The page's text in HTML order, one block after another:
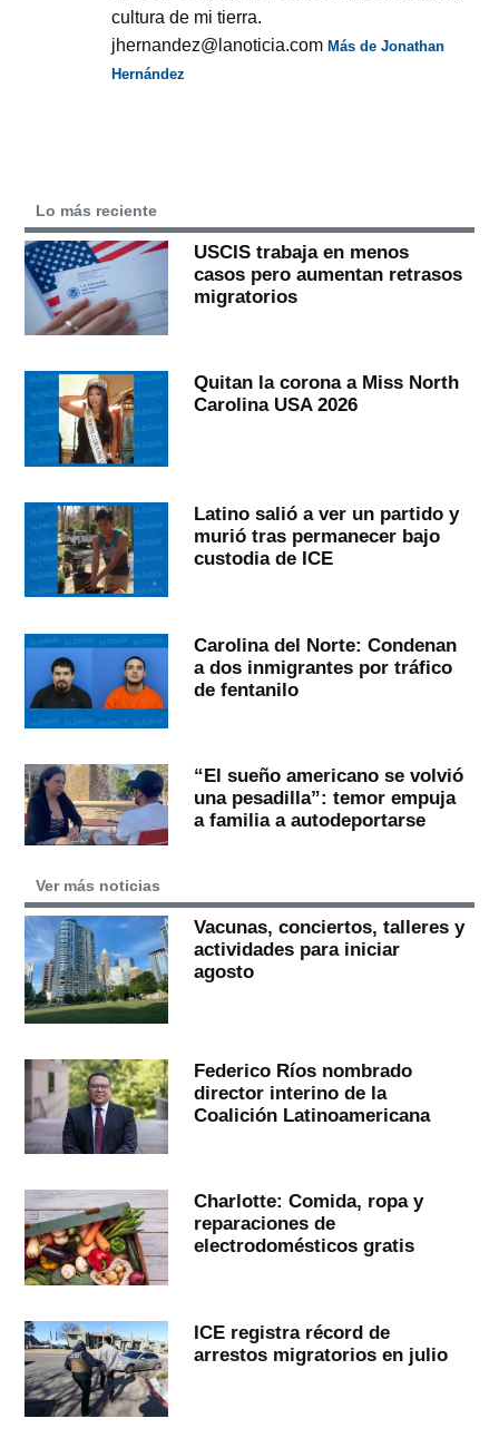
cultura de mi tierra.
jhernandez@lanoticia.comMás de Jonathan
Hernández
Lo más reciente
USCIS trabaja en menos
casos pero aumentan retrasos
migratorios
Quitan la corona a Miss North
Carolina USA 2026
Latino salió a ver un partido y
murió tras permanecer bajo
custodia de ICE
Carolina del Norte: Condenan
a dos inmigrantes por tráfico
de fentanilo
“El sueño americano se volvió
una pesadilla”: temor empuja
a familia a autodeportarse
Ver más noticias
Vacunas, conciertos, talleres y
actividades para iniciar
agosto
Federico Ríos nombrado
director interino de la
Coalición Latinoamericana
Charlotte: Comida, ropa y
reparaciones de
electrodomésticos gratis
ICE registra récord de
arrestos migratorios en julio